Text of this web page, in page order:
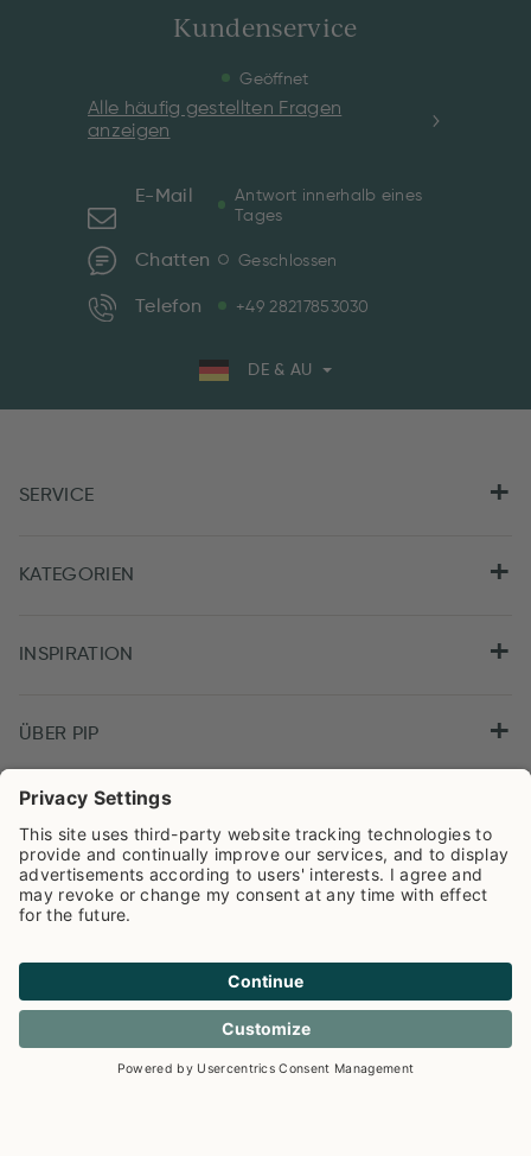
Kundenservice
Geöffnet
Alle häufig gestellten Fragen
anzeigen
E-Mail
Antwort innerhalb eines
Tages
Chatten Geschlossen
Telefon +49 28217853030
DE & AU
SERVICE
KATEGORIEN
INSPIRATION
ÜBER PIP
Pip Studio wird mit einer Bewertung von
4.61/5
Rezensionen ausgezeichnet.